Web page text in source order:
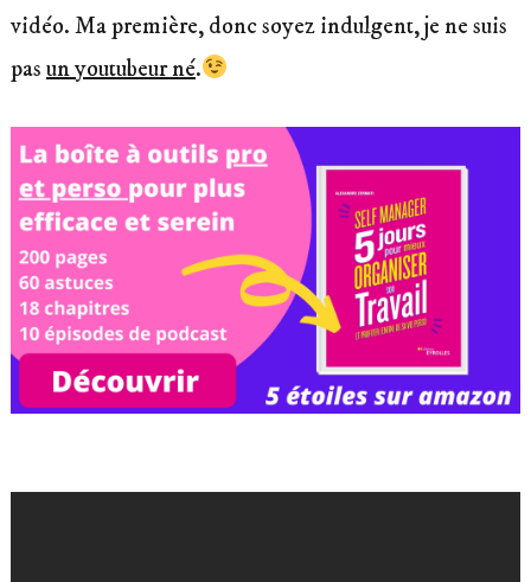
vidéo. Ma première, donc soyez indulgent, je ne suis
pas un youtubeur né.